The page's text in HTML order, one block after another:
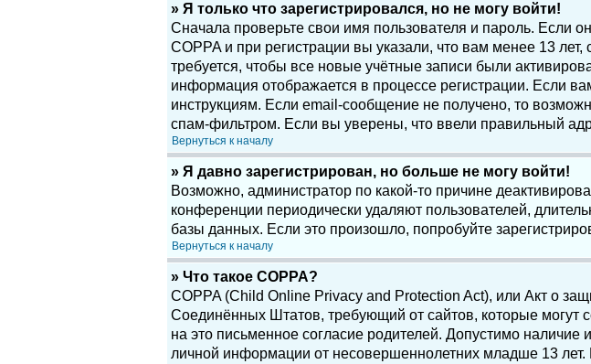
» Я только что зарегистрировался, но не могу войти!
Сначала проверьте свои имя пользователя и пароль. Если
COPPA и при регистрации вы указали, что вам менее 13
требуется, чтобы все новые учётные записи были
информация отображается в процессе регистрации. Если
инструкциям. Если email-сообщение не получено, то
спам-фильтром. Если вы уверены, что ввели правильный
Вернуться к началу
» Я давно зарегистрирован, но больше не могу войти!
Возможно, администратор по какой-то причине
конференции периодически удаляют пользователей,
базы данных. Если это произошло, попробуйте
Вернуться к началу
» Что такое COPPA?
COPPA (Child Online Privacy and Protection Act), или Акт о
Соединённых Штатов, требующий от сайтов, которые
на это письменное согласие родителей. Допустимо
личной информации от несовершеннолетних младше 13